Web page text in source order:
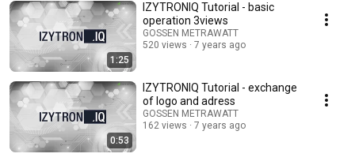
1:25
IZYTRONIQ Tutorial - basic
operation 3views
GOSSEN METRAWATT
520 views
7 years ago
0:53
IZYTRONIQ Tutorial - exchange
of logo and adress
GOSSEN METRAWATT
162 views
7 years ago